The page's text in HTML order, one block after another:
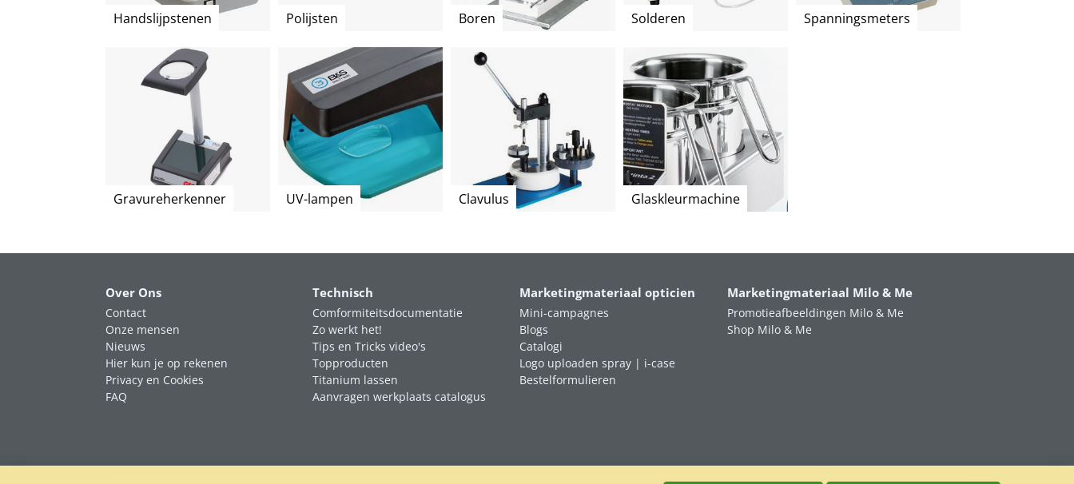
Handslijpstenen Polijsten Boren Solderen Spanningsmeters
Gravureherkenner UV-lampen Clavulus Glaskleurmachine
Over Ons
Contact
Onze mensen
Nieuws
Hier kun je op rekenen
Privacy en Cookies
FAQ
Technisch
Comformiteitsdocumentatie
Zo werkt het!
Tips en Tricks video's
Topproducten
Titanium lassen
Aanvragen werkplaats catalogus
Marketingmateriaal opticien
Mini-campagnes
Blogs
Catalogi
Logo uploaden spray | i-case
Bestelformulieren
Marketingmateriaal Milo & Me
Promotieafbeeldingen Milo & Me
Shop Milo & Me